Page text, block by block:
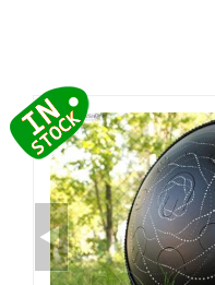
VÍDEOS
TIENDA
PEDIDO
VENTAS
CONTÁCTENOS